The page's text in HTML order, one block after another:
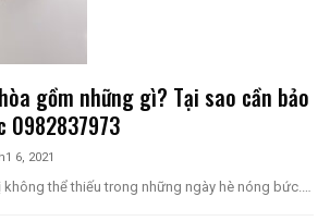
gồm những gì? Tại sao cần bảo
0982837973
6, 2021
thể thiếu trong những ngày hè nóng bức.…